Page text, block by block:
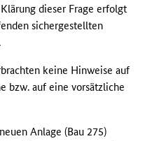
dieser Frage erfolgt
sichergestellten
keine Hinweise auf
bzw. auf eine vorsätzliche
Anlage (Bau 275)